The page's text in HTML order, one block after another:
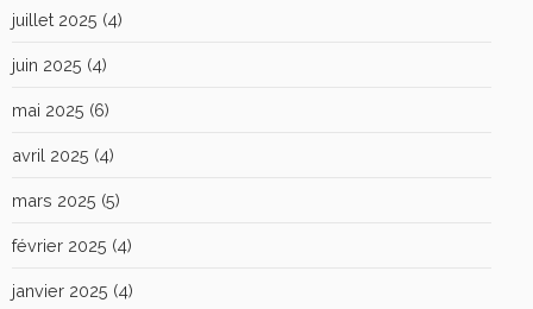
juillet 2025 (4)
juin 2025 (4)
mai 2025 (6)
avril 2025 (4)
mars 2025 (5)
février 2025 (4)
janvier 2025 (4)